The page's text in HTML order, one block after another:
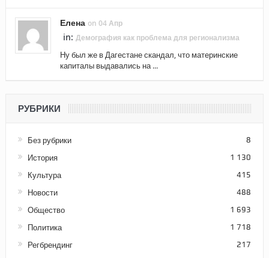
Елена on 04 Апр
in: Демография как проблема для регионализма
Ну был же в Дагестане скандал, что материнские
капиталы выдавались на ...
РУБРИКИ
Без рубрики 8
История 1 130
Культура 415
Новости 488
Общество 1 693
Политика 1 718
Регбрендинг 217